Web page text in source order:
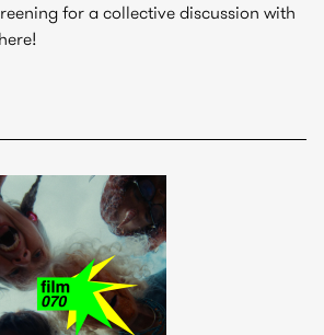
for a collective discussion with